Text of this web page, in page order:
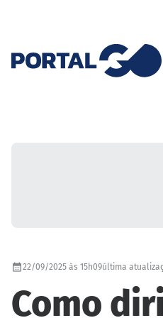
22/09/2025 às 15h09última
Como